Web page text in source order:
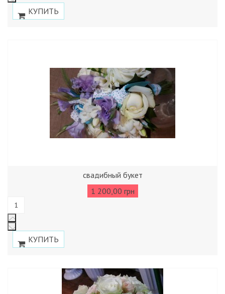
свадибный букет
1 200,00 грн